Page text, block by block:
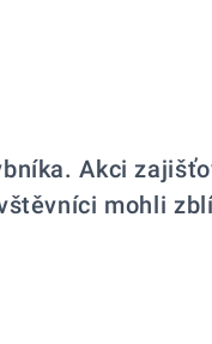
Akci
mohli